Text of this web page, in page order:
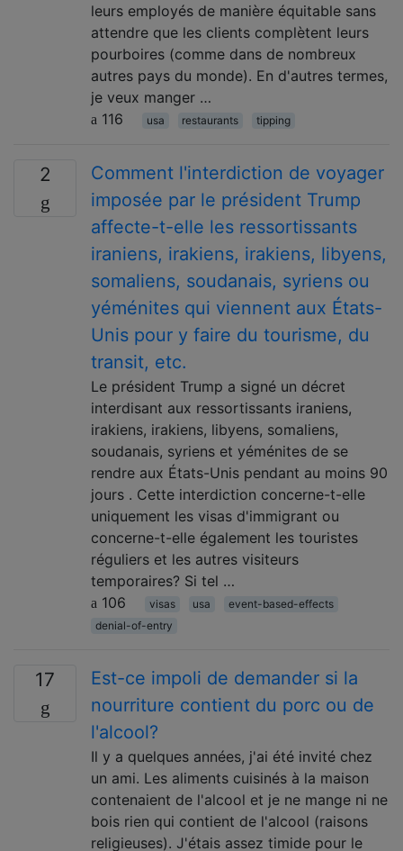
leurs employés de manière équitable sans
attendre que les clients complètent leurs
pourboires (comme dans de nombreux
autres pays du monde). En d'autres termes,
je veux manger …
116
usa restaurants tipping
2
Comment l'interdiction de voyager
imposée par le président Trump
affecte-t-elle les ressortissants
iraniens, irakiens, irakiens, libyens,
somaliens, soudanais, syriens ou
yéménites qui viennent aux États-
Unis pour y faire du tourisme, du
transit, etc.
Le président Trump a signé un décret
interdisant aux ressortissants iraniens,
irakiens, irakiens, libyens, somaliens,
soudanais, syriens et yéménites de se
rendre aux États-Unis pendant au moins 90
jours . Cette interdiction concerne-t-elle
uniquement les visas d'immigrant ou
concerne-t-elle également les touristes
réguliers et les autres visiteurs
temporaires? Si tel …
106
visas usa
event-based-effects
denial-of-entry
17
Est-ce impoli de demander si la
nourriture contient du porc ou de
l'alcool?
Il y a quelques années, j'ai été invité chez
un ami. Les aliments cuisinés à la maison
contenaient de l'alcool et je ne mange ni ne
bois rien qui contient de l'alcool (raisons
religieuses). J'étais assez timide pour le